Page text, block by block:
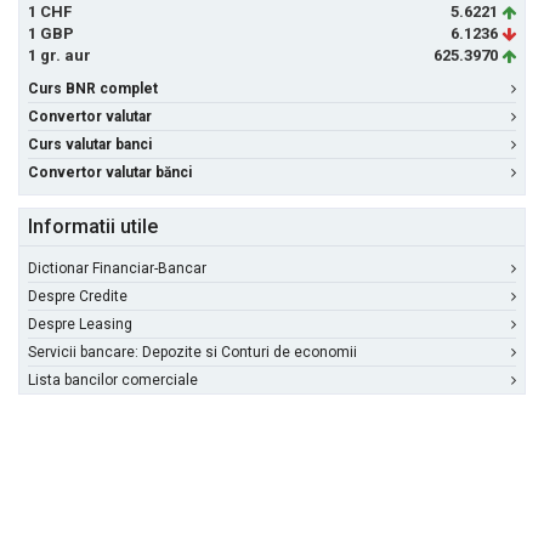
1 CHF
5.6221
1 GBP
6.1236
1 gr. aur
625.3970
Curs BNR complet
Convertor valutar
Curs valutar banci
Convertor valutar bănci
Informatii utile
Dictionar Financiar-Bancar
Despre Credite
Despre Leasing
Servicii bancare: Depozite si Conturi de economii
Lista bancilor comerciale